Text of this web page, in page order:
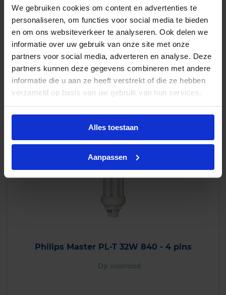
We gebruiken cookies om content en advertenties te
personaliseren, om functies voor social media te bieden
en om ons websiteverkeer te analyseren. Ook delen we
informatie over uw gebruik van onze site met onze
partners voor social media, adverteren en analyse. Deze
partners kunnen deze gegevens combineren met andere
informatie die u aan ze heeft verstrekt of die ze hebben
verzameld op basis van uw gebruik van hun services.
Alles toestaan
Aanpassen
Op voorraad
€6,80 excl. btw
€8,23
Philips Master PL-T 32W 840 - 4 pins
Op voorraad